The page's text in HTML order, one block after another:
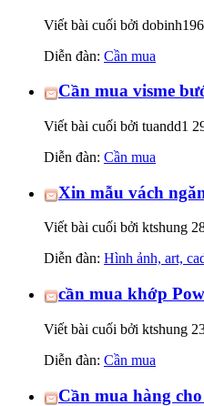
Viết bài cuối bởi
Diễn đàn: Cần mua
Cần mua visme
Viết bài cuối bởi tuandd1
Diễn đàn: Cần mua
Xin mẫu vách
Viết bài cuối bởi ktshung
Diễn đàn: Hình ảnh, art,
cần mua khớp
Viết bài cuối bởi ktshung
Diễn đàn: Cần mua
Cần mua hàng